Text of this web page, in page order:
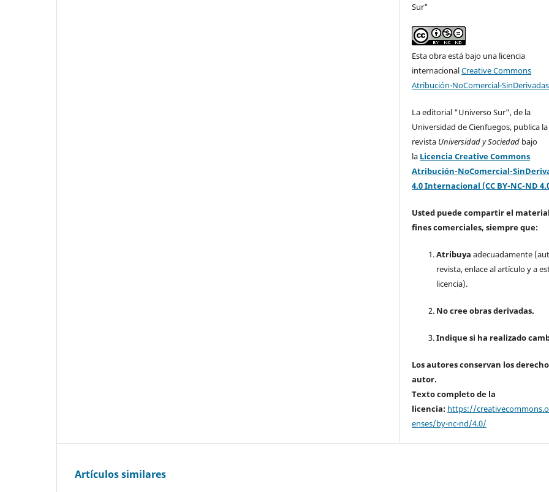
Sur"
Esta obra está bajo una licencia
internacionalCreative Commons
Atribución-NoComercial-
La editorial "Universo Sur", de la
Universidad de Cienfuegos, publica la
revista Universidad y Sociedad bajo
la Licencia Creative Commons
Atribución-NoComercial-
4.0 Internacional (CC BY-NC-ND
Usted puede compartir el
fines comerciales, siempre que:
Atribuya adecuadamente
revista, enlace al artículo y a
licencia).
No cree obras derivadas.
Indique si ha realizado
Los autores conservan los
autor.
Texto completo de la
licencia: https://
enses/by-nc-nd/4.0/
Artículos similares